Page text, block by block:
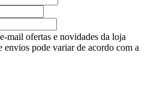
mail ofertas e novidades da loja
pode variar de acordo com a